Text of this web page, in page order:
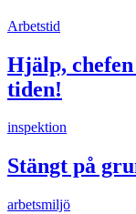
Arbetstid
Hjälp,
tiden!
inspektion
Stängt på
arbetsmiljö